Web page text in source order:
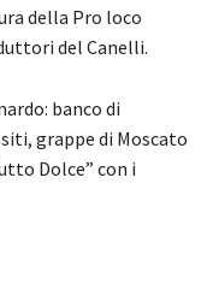
della Pro loco
del Canelli.
banco di
grappe di Moscato
Dolce” con i